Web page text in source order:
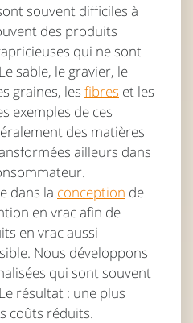
souvent difficiles à
des produits
qui ne sont
sable, le gravier, le
graines, les fibres et les
exemples de ces
des matières
ailleurs dans
dans la conception de
en vrac afin de
en vrac aussi
Nous développons
qui sont souvent
résultat : une plus
coûts réduits.